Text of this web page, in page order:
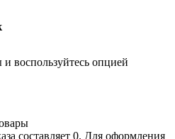
воспользуйтесь опцией
составляет 0. Для оформления